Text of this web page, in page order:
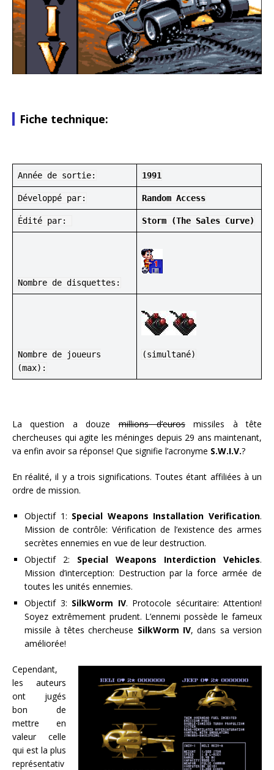
Fiche technique:
Année de sortie: 1991
Développé par: Random Access
Édité par: Storm (The Sales Curve)
Nombre de disquettes:
Nombre de joueurs
(max):
(simultané)
La question a douzemillions d’eurosmissiles à tête
chercheuses qui agite les méninges depuis 29 ans maintenant,
va enfin avoir sa réponse! Que signifie l’acronyme S.W.I.V.?
En réalité, il y a trois significations. Toutes étant affiliées à un
ordre de mission.
Objectif 1: Special Weapons Installation Verification.
Mission de contrôle: Vérification de l’existence des armes
secrètes ennemies en vue de leur destruction.
Objectif 2: Special Weapons Interdiction Vehicles.
Mission d’interception: Destruction par la force armée de
toutes les unités ennemies.
Objectif 3: SilkWorm IV. Protocole sécuritaire: Attention!
Soyez extrêmement prudent. L’ennemi possède le fameux
missile à têtes chercheuse SilkWorm IV, dans sa version
améliorée!
Cependant,
les auteurs
ont jugés
bon de
mettre en
valeur celle
qui est la plus
représentativ